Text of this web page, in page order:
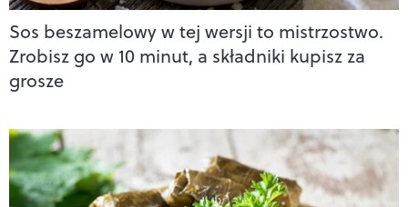
Sos beszamelowy w tej wersji to mistrzostwo.
Zrobisz go w 10 minut, a składniki kupisz za
grosze